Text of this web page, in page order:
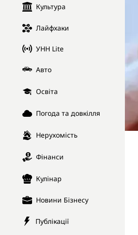
Культура
Лайфхаки
УНН Lite
Авто
Освіта
Погода та довкілля
Нерухомість
Фінанси
Кулінар
Новини Бізнесу
Публікації